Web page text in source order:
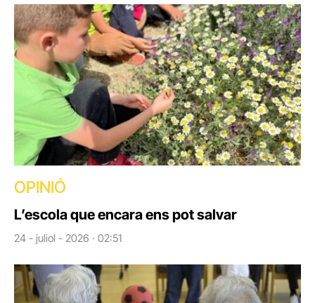
OPINIÓ
L’escola que encara ens pot salvar
24 - juliol - 2026 · 02:51